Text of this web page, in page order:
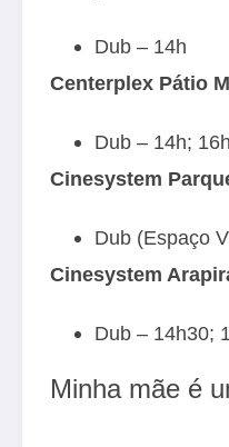
Dub – 14h
Centerplex Pátio
Dub – 14h;
Cinesystem
Dub (Espaço
Cinesystem
Dub – 14h30;
Minha mãe é